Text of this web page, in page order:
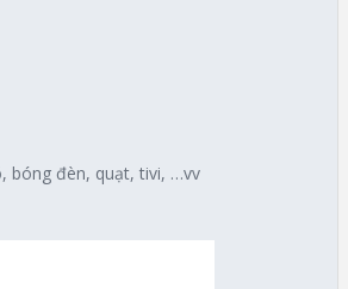
bóng đèn, quạt, tivi, …vv